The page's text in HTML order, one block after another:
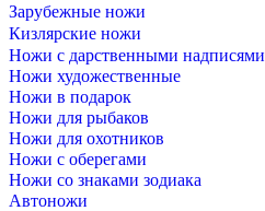
Зарубежные ножи
Кизлярские ножи
Ножи с дарственными надписями
Ножи художественные
Ножи в подарок
Ножи для рыбаков
Ножи для охотников
Ножи с оберегами
Ножи со знаками зодиака
Автоножи